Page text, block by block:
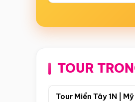
TOUR
Tour Miền Tây 1N |